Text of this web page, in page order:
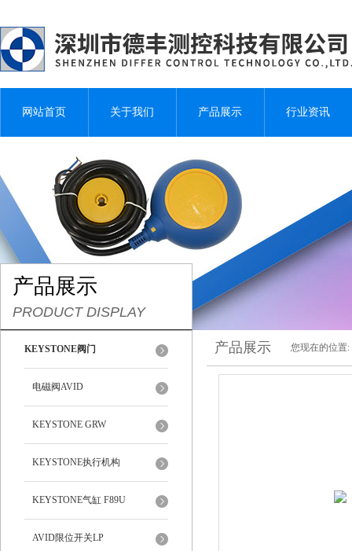
网站首页 关于我们 产品展示 行业资讯
产品展示
PRODUCT DISPLAY
KEYSTONE阀门
电磁阀AVID
KEYSTONE GRW
KEYSTONE执行机构
KEYSTONE气缸 F89U
AVID限位开关LP
产品展示 您现在的位置: